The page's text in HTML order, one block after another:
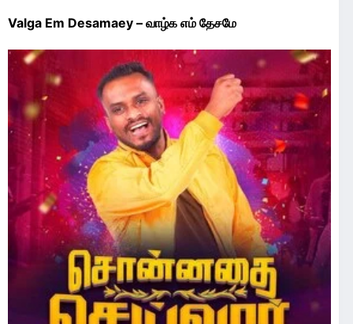
Valga Em Desamaey – வாழ்க எம் தேசமே